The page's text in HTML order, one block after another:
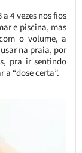
4 vezes nos fios
e piscina, mas
o volume, a
na praia, por
pra ir sentindo
“dose certa”.